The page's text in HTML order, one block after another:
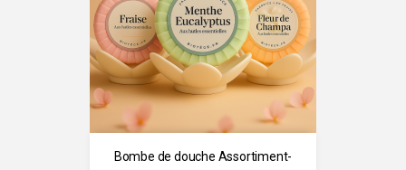
Bombe de douche Assortiment-